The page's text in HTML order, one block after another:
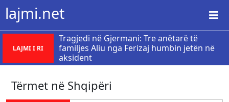
lajmi.net
LAJMI I RI
Tragjedi në Gjermani: Tre anëtarë të
familjes Aliu nga Ferizaj humbin jetën në
aksident
Tërmet në Shqipëri